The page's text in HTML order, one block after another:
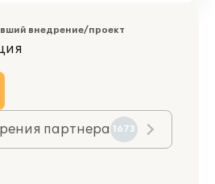
внедрение/проект
партнера 1673